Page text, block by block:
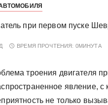
при первом пуске
ВРЕМЯ ПРОЧТЕНИЯ: 0МИНУТА
троения двигателя
явление,
не только